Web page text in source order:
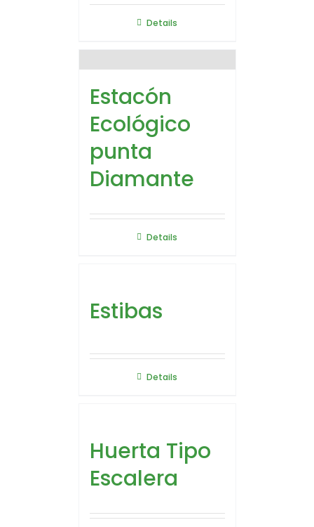
Details
Estacón
Ecológico
punta
Diamante
Details
Estibas
Details
Huerta Tipo
Escalera